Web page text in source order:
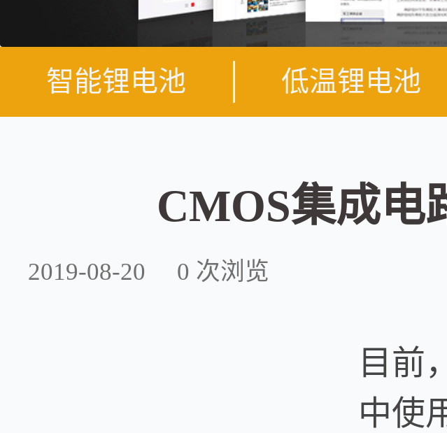
智能锂电池 低温锂电池
CMOS集成电
2019-08-20 0 次浏览
目前
中使